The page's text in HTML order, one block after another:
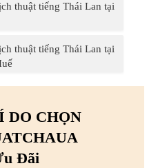
thuật tiếng Thái Lan tại
thuật tiếng Thái Lan tại
DO CHỌN
Đãi